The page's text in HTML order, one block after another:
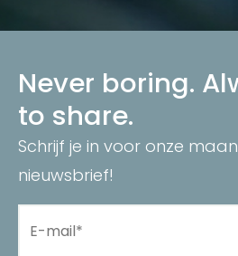
Never boring.
to share.
Schrijf je in voor onze
nieuwsbrief!